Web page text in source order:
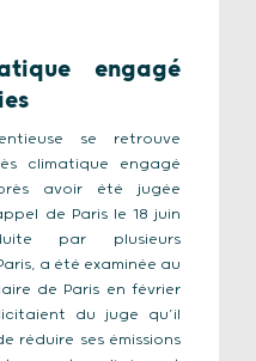
engagé
se retrouve
climatique engagé
avoir été jugée
de Paris le 18 juin
par plusieurs
a été examinée au
de Paris en février
du juge qu’il
réduire ses émissions